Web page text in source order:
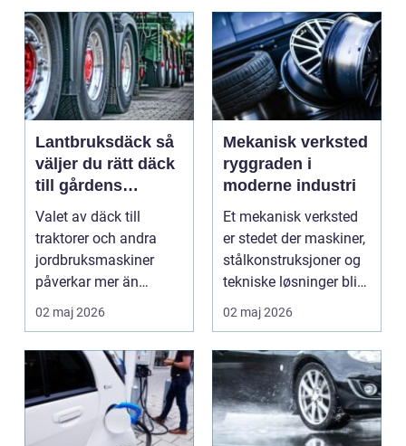
Lantbruksdäck så
väljer du rätt däck
till gårdens
maskiner
Valet av däck till
traktorer och andra
jordbruksmaskiner
påverkar mer än
många tror. Rätt däck
ger b...
02 maj 2026
Mekanisk verksted
ryggraden i
moderne industri
Et mekanisk verksted
er stedet der maskiner,
stålkonstruksjoner og
tekniske løsninger blir
holdt i g...
02 maj 2026